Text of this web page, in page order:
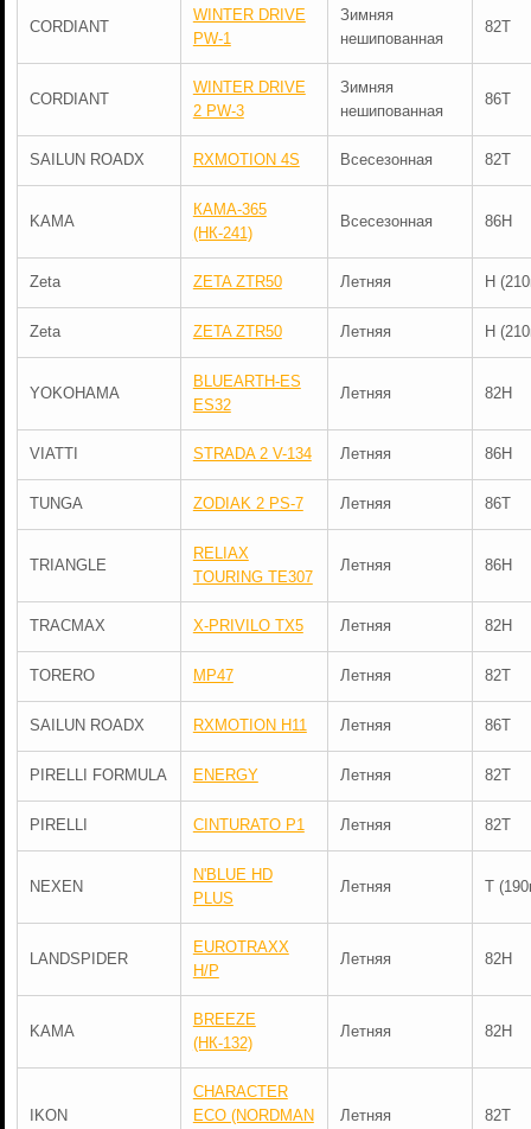
CORDIANT
WINTER DRIVE
PW-1
Зимняя
нешипованная
82T
CORDIANT
WINTER DRIVE
2 PW-3
Зимняя
нешипованная
86T
SAILUN ROADX RXMOTION 4S Всесезонная 82T
KAMA
КАМА-365
(НК-241)
Всесезонная 86H
Zeta ZETA ZTR50 Летняя H
Zeta ZETA ZTR50 Летняя H
YOKOHAMA
BLUEARTH-ES
ES32
Летняя 82H
VIATTI STRADA 2 V-134 Летняя 86H
TUNGA ZODIAK 2 PS-7 Летняя 86T
TRIANGLE
RELIAX
TOURING TE307
Летняя 86H
TRACMAX X-PRIVILO TX5 Летняя 82H
TORERO MP47 Летняя 82T
SAILUN ROADX RXMOTION H11 Летняя 86T
PIRELLI FORMULA ENERGY Летняя 82T
PIRELLI CINTURATO P1 Летняя 82T
NEXEN
N'BLUE HD
PLUS
Летняя T
LANDSPIDER
EUROTRAXX
H/P
Летняя 82H
KAMA
BREEZE
(НК-132)
Летняя 82H
IKON
CHARACTER
ECO (NORDMAN
Летняя 82T